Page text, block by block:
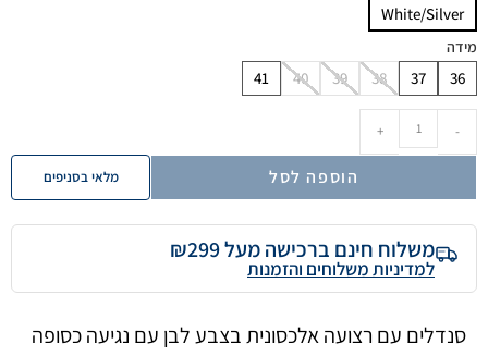
White/Silver
מידה
36
37
38
39
40
41
-
+
הוספה לסל מלאי בסניפים
משלוח חינם ברכישה מעל ₪299
למדיניות משלוחים והזמנות
סנדלים עם רצועה אלכסונית בצבע לבן עם נגיעה כסופה